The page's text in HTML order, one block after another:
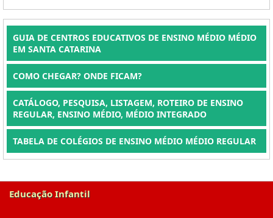
GUIA DE CENTROS EDUCATIVOS DE ENSINO MÉDIO MÉDIO
EM SANTA CATARINA
COMO CHEGAR? ONDE FICAM?
CATÁLOGO, PESQUISA, LISTAGEM, ROTEIRO DE ENSINO
REGULAR, ENSINO MÉDIO, MÉDIO INTEGRADO
TABELA DE COLÉGIOS DE ENSINO MÉDIO MÉDIO REGULAR
Educação Infantil